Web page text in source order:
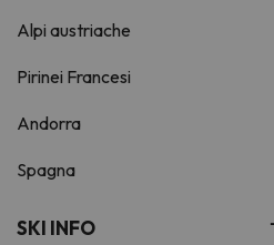
Alpi austriache
Pirinei Francesi
Andorra
Spagna
SKI INFO